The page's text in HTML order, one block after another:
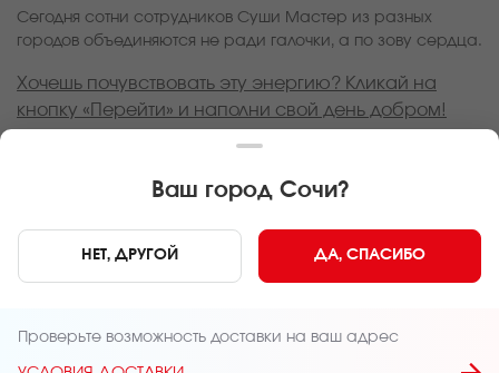
Сегодня сотни сотрудников Суши Мастер из разных
городов объединяются не ради галочки, а по зову сердца.
Хочешь почувствовать эту энергию? Кликай на
кнопку «Перейти» и наполни свой день добром!
Главная Акции Маленькие добрые дела — большие перемены в
Ваш город Сочи?
НЕТ, ДРУГОЙ ДА, СПАСИБО
Проверьте возможность доставки на ваш адрес